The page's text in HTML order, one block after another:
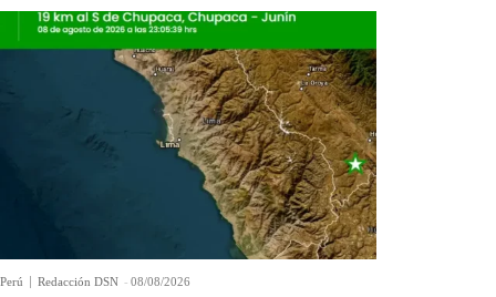
Perú Redacción DSN - 08/08/2026